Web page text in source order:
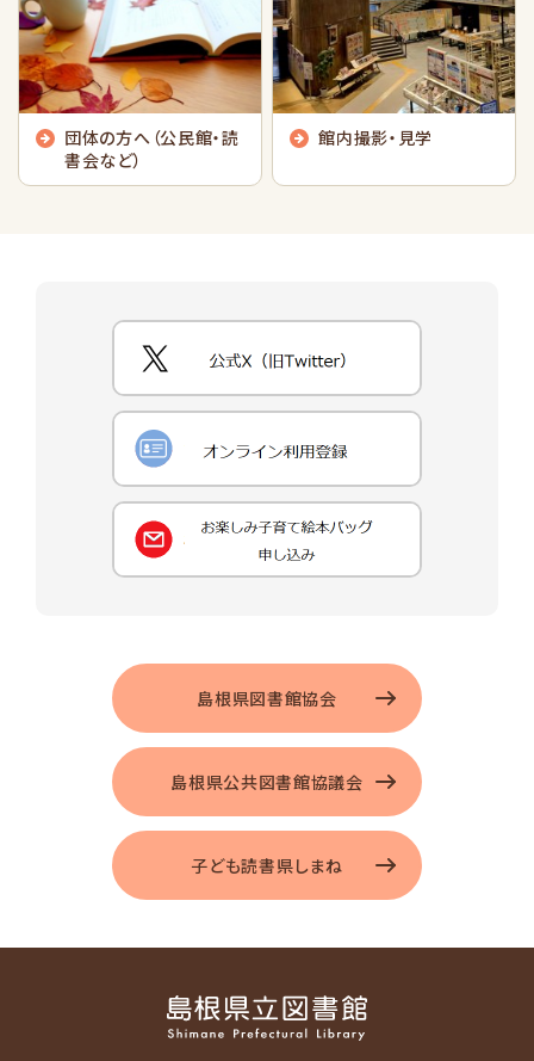
団体の方へ（公民館・読
書会など）
館内撮影・見学
島根県図書館協会
島根県公共図書館協議会
子ども読書県しまね